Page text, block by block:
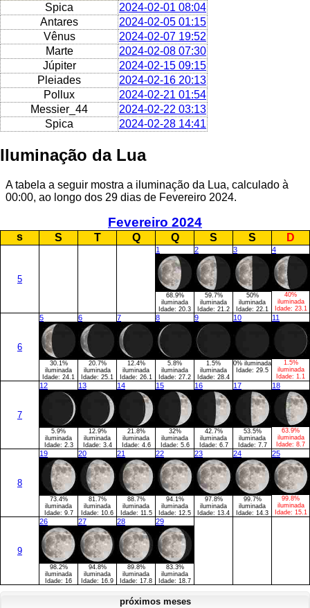
Spica
2024-02-01 08:04
Antares
2024-02-05 01:15
Vênus
2024-02-07 19:52
Marte
2024-02-08 07:30
Júpiter
2024-02-15 09:15
Pleiades
2024-02-16 20:13
Pollux
2024-02-21 01:54
Messier_44
2024-02-22 03:13
Spica
2024-02-28 14:41
Iluminação da Lua
A tabela a seguir mostra a iluminação da Lua, calculado à
00:00, ao longo dos 29 dias de Fevereiro 2024.
Fevereiro 2024
s S T Q Q S S D
5
1
68.9%
iluminada
Idade: 20.3
2
59.7%
iluminada
Idade: 21.2
3
50%
iluminada
Idade: 22.1
4
40%
iluminada
Idade: 23.1
6
5
30.1%
iluminada
Idade: 24.1
6
20.7%
iluminada
Idade: 25.1
7
12.4%
iluminada
Idade: 26.1
8
5.8%
iluminada
Idade: 27.2
9
1.5%
iluminada
Idade: 28.4
10
0% iluminada
Idade: 29.5
11
1.5%
iluminada
Idade: 1.1
7
12
5.9%
iluminada
Idade: 2.3
13
12.9%
iluminada
Idade: 3.4
14
21.8%
iluminada
Idade: 4.6
15
32%
iluminada
Idade: 5.6
16
42.7%
iluminada
Idade: 6.7
17
53.5%
iluminada
Idade: 7.7
18
63.9%
iluminada
Idade: 8.7
8
19
73.4%
iluminada
Idade: 9.7
20
81.7%
iluminada
Idade: 10.6
21
88.7%
iluminada
Idade: 11.5
22
94.1%
iluminada
Idade: 12.5
23
97.8%
iluminada
Idade: 13.4
24
99.7%
iluminada
Idade: 14.3
25
99.8%
iluminada
Idade: 15.1
9
26
98.2%
iluminada
Idade: 16
27
94.8%
iluminada
Idade: 16.9
28
89.8%
iluminada
Idade: 17.8
29
83.3%
iluminada
Idade: 18.7
próximos meses